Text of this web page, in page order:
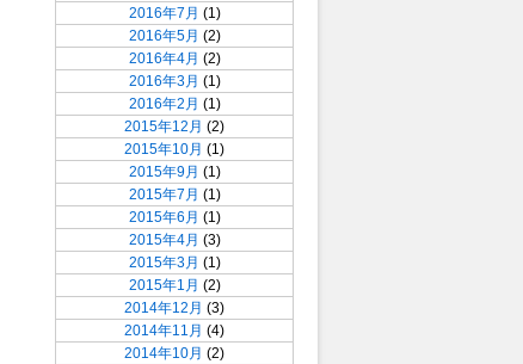
2016年7月 (1)
2016年5月 (2)
2016年4月 (2)
2016年3月 (1)
2016年2月 (1)
2015年12月 (2)
2015年10月 (1)
2015年9月 (1)
2015年7月 (1)
2015年6月 (1)
2015年4月 (3)
2015年3月 (1)
2015年1月 (2)
2014年12月 (3)
2014年11月 (4)
2014年10月 (2)